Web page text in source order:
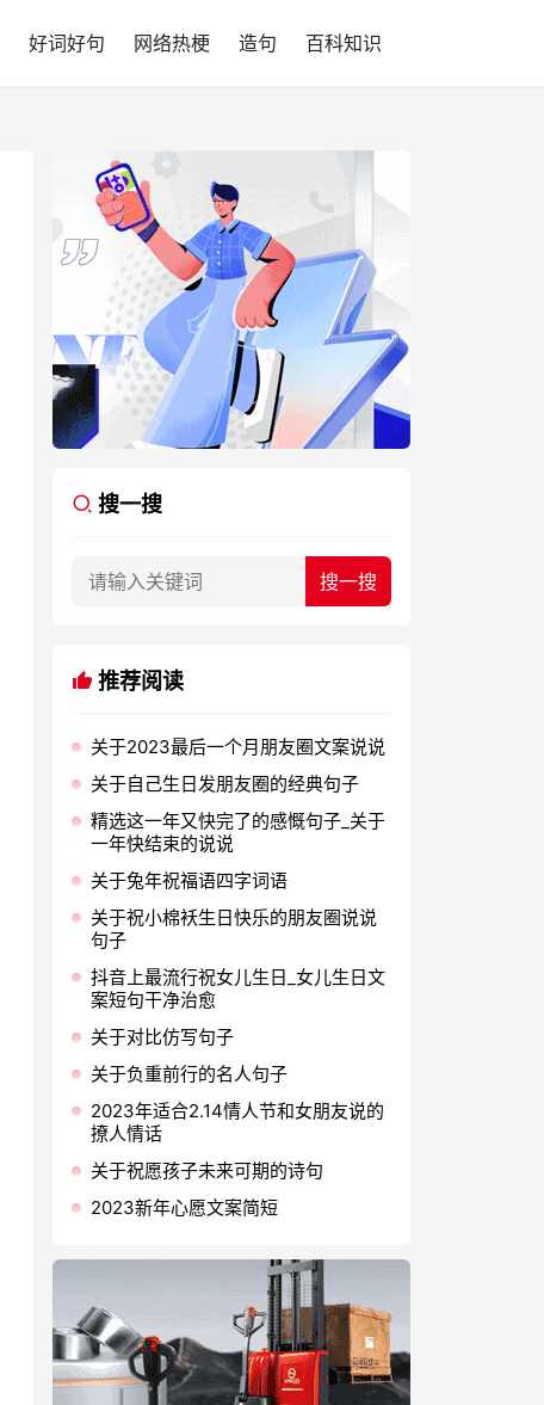
好词好句 网络热梗 造句 百科知识
搜一搜
推荐阅读
关于2023最后一个月朋友圈文案说说
关于自己生日发朋友圈的经典句子
精选这一年又快完了的感慨句子_关于
一年快结束的说说
关于兔年祝福语四字词语
关于祝小棉袄生日快乐的朋友圈说说
句子
抖音上最流行祝女儿生日_女儿生日文
案短句干净治愈
关于对比仿写句子
关于负重前行的名人句子
2023年适合2.14情人节和女朋友说的
撩人情话
关于祝愿孩子未来可期的诗句
2023新年心愿文案简短